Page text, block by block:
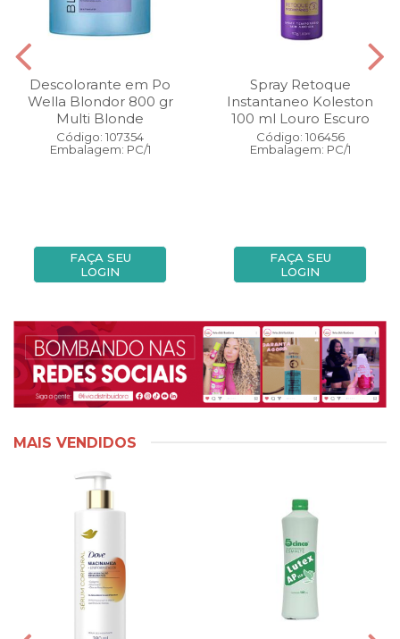
Descolorante em Po
Wella Blondor 800 gr
Multi Blonde
Código: 107354
Embalagem: PC/1
FAÇA SEU
LOGIN
Spray Retoque
Instantaneo Koleston
100 ml Louro Escuro
Código: 106456
Embalagem: PC/1
FAÇA SEU
LOGIN
MAIS VENDIDOS